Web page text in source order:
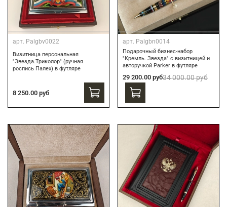
арт. Palgbv0022
Визитница персональная
"Звезда.Триколор" (ручная
роспись Палех) в футляре
8 250.00 руб
арт. Palgbn0014
Подарочный бизнес-набор
"Кремль. Звезда" с визитницей и
авторучкой Parker в футляре
29 200.00 руб34 000.00 руб